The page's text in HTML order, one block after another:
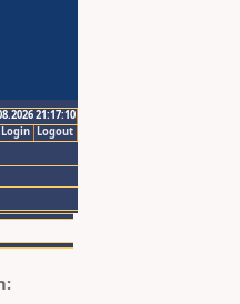
21:17:10
Logout
Login